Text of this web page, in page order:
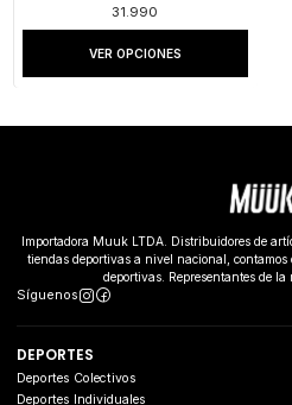
31.990
VER OPCIONES
Importadora Muuk LTDA. Distribuidores de
tiendas deportivas a nivel nacional,
deportivas. Representantes de
Síguenos
DEPORTES
Deportes Colectivos
Deportes Individuales